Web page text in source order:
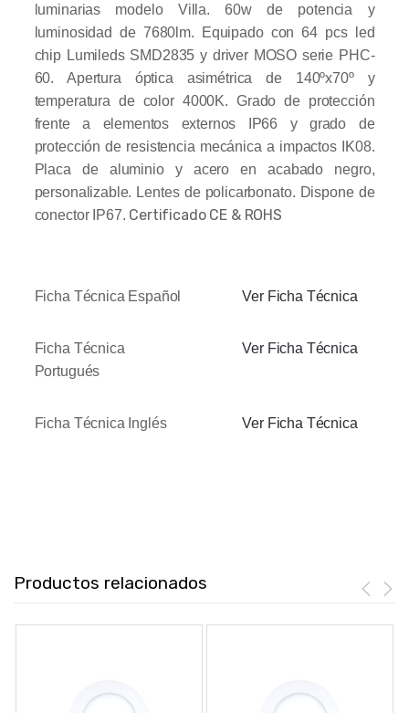
luminarias modelo Villa. 60w de potencia y
luminosidad de 7680lm. Equipado con 64 pcs led
chip Lumileds SMD2835 y driver MOSO serie PHC-
60. Apertura óptica asimétrica de 140ºx70º y
temperatura de color 4000K. Grado de protección
frente a elementos externos IP66 y grado de
protección de resistencia mecánica a impactos IK08.
Placa de aluminio y acero en acabado negro,
personalizable. Lentes de policarbonato. Dispone de
conector IP67. Certificado CE & ROHS
Ficha Técnica Español Ver Ficha Técnica
Ficha Técnica
Portugués
Ver Ficha Técnica
Ficha Técnica Inglés Ver Ficha Técnica
Productos relacionados